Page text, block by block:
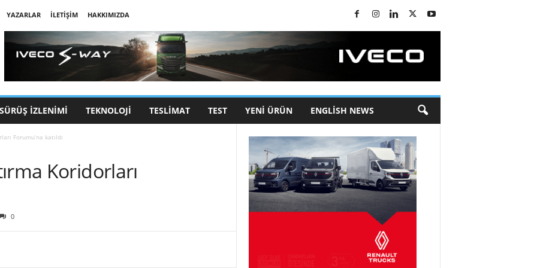
YAZARLAR İLETIŞIM
HAKKIMIZDA
SÜRÜŞ İZLENIMI TEKNOLOJI TESLIMAT TEST YENI ÜRÜN ENGLISH NEWS
Forumu’na katıldı
Koridorları
0